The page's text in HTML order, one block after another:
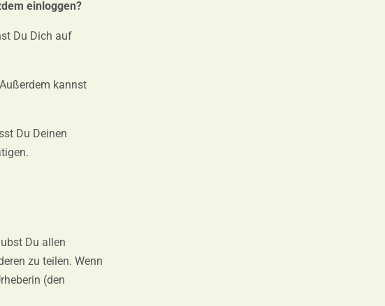
einloggen?
Du Dich auf
kannst
Du Deinen
Du allen
zu teilen. Wenn
(den